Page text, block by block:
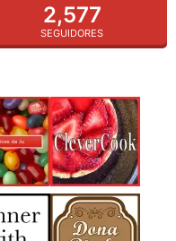
2,577
SEGUIDORES